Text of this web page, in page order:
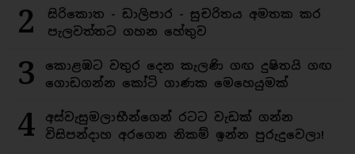
2
සිරිකොත - ඩාලිපාර - සුචරිතය අමතක කර
පැලවත්තට ගහන හේතුව
3
කොළඹට වතුර දෙන කැලණි ගඟ දුෂිතයි ගඟ
ගොඩගන්න කෝටි ගාණක මෙහෙයුමක්
4
අස්වැසුමලාභීන්ගෙන් රටට වැඩක් ගන්න
විසිපන්දාහ අරගෙන නිකම් ඉන්න පුරුදුවෙලා!